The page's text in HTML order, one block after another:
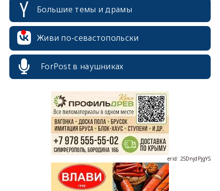
Большие темы и драмы
Живи по-севастопольски
ForPost в наушниках
erid: 2SDnjdPjgYS